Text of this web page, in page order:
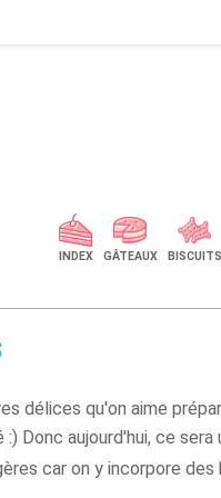
INDEX GÂTEAUX BISCUITS
délices qu'on aime
Donc aujourd'hui, ce sera
car on y incorpore des